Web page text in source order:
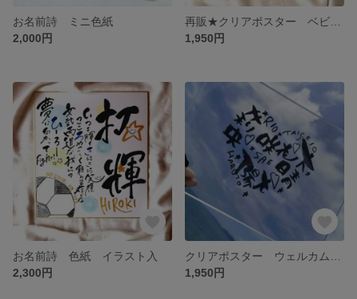
お名前詩 ミニ色紙
2,000円
1,950円
お名前詩 色紙 イラスト入
2,300円
1,950円